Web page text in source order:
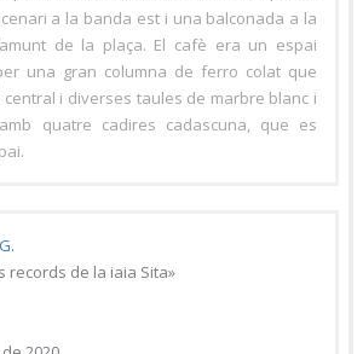
a la banda est i una balconada a la
de la plaça. El cafè era un espai
una gran columna de ferro colat que
i diverses taules de marbre blanc i
quatre cadires cadascuna, que es
records de la iaia Sita»